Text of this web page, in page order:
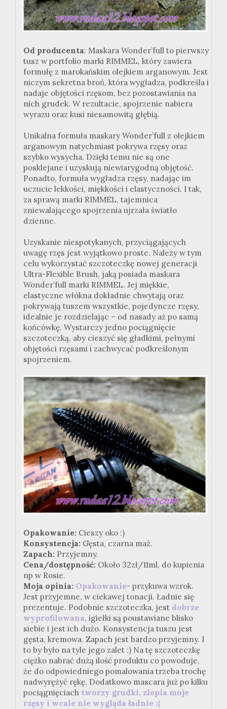
Od producenta: Maskara Wonder’full to pierwszy
tusz w portfolio marki RIMMEL, który zawiera
formułę z marokańskim olejkiem arganowym. Jest
niczym sekretna broń, która wygładza, podkreśla i
nadaje objętości rzęsom, bez pozostawiania na
nich grudek. W rezultacie, spojrzenie nabiera
wyrazu oraz kusi niesamowitą głębią.
Unikalna formuła maskary Wonder’full z olejkiem
arganowym natychmiast pokrywa rzęsy oraz
szybko wysycha. Dzięki temu nie są one
posklejane i uzyskują niewiarygodną objętość.
Ponadto, formuła wygładza rzęsy, nadając im
uczucie lekkości, miękkości i elastyczności. I tak,
za sprawą marki RIMMEL, tajemnica
zniewalającego spojrzenia ujrzała światło
dzienne.
Uzyskanie niespotykanych, przyciągających
uwagę rzęs jest wyjątkowo proste. Należy w tym
celu wykorzystać szczoteczkę nowej generacji
Ultra-Flexible Brush, jaką posiada maskara
Wonder’full marki RIMMEL. Jej miękkie,
elastyczne włókna dokładnie chwytają oraz
pokrywają tuszem wszystkie, pojedyncze rzęsy,
idealnie je rozdzielając – od nasady aż po samą
końcówkę. Wystarczy jedno pociągnięcie
szczoteczką, aby cieszyć się gładkimi, pełnymi
objętości rzęsami i zachwycać podkreślonym
spojrzeniem.
Opakowanie: Cieszy oko :)
Konsystencja: Gęsta, czarna maź.
Zapach: Przyjemny.
Cena/dostępność: Około 32zł/11ml, do kupienia
np w Rosie.
Moja opinia: Opakowanie- przykuwa wzrok.
Jest przyjemne, w ciekawej tonacji. Ładnie się
prezentuje. Podobnie szczoteczka, jest dobrze
wyprofilowana, igiełki są poustawiane blisko
siebie i jest ich dużo. Konsystencja tuszu jest
gęsta, kremowa. Zapach jest bardzo przyjemny. I
to by było na tyle jego zalet :) Na tę szczoteczkę
ciężko nabrać dużą ilość produktu co powoduje,
że do odpowiedniego pomalowania trzeba trochę
nadwyrężyć rękę. Dodatkowo mascara już po kilku
pociągnięciach tworzy grudki, zlepia moje
rzęsy i wcale nie wygląda ładnie :(